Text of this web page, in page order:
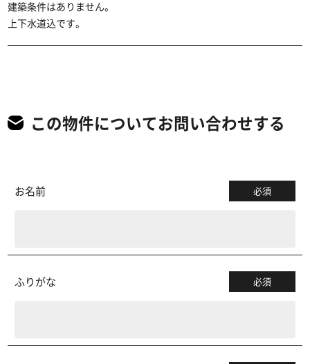
建築条件はありません。
上下水道込です。
この物件についてお問い合わせする
お名前 必須
ふりがな 必須